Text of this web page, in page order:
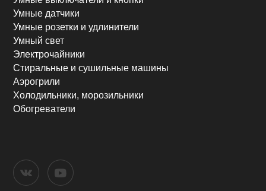
Умные датчики
Умные розетки и удлинители
Умный свет
Электрочайники
Стиральные и сушильные машины
Аэрогрили
Холодильники, морозильники
Обогреватели